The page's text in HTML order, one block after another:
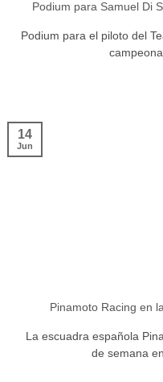
Podium para Samuel Di
Podium para el piloto del
Pinamoto Racing en
La escuadra española
de semana
14
Jun